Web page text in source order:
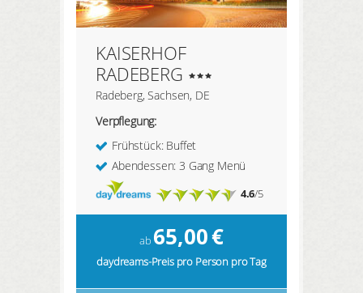
KAISERHOF
RADEBERG
Radeberg, Sachsen, DE
Verpflegung:
Frühstück: Buffet
Abendessen: 3 Gang Menü
4.6/5
ab 65,00€
daydreams-Preis pro Person pro Tag